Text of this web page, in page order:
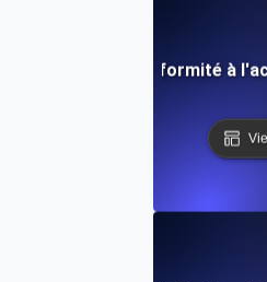
Tests de conformité à